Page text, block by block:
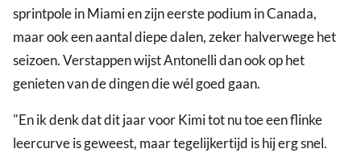
sprintpole in Miami en zijn eerste podium in Canada,
maar ook een aantal diepe dalen, zeker halverwege het
seizoen. Verstappen wijst Antonelli dan ook op het
genieten van de dingen die wél goed gaan.
"En ik denk dat dit jaar voor Kimi tot nu toe een flinke
leercurve is geweest, maar tegelijkertijd is hij erg snel.